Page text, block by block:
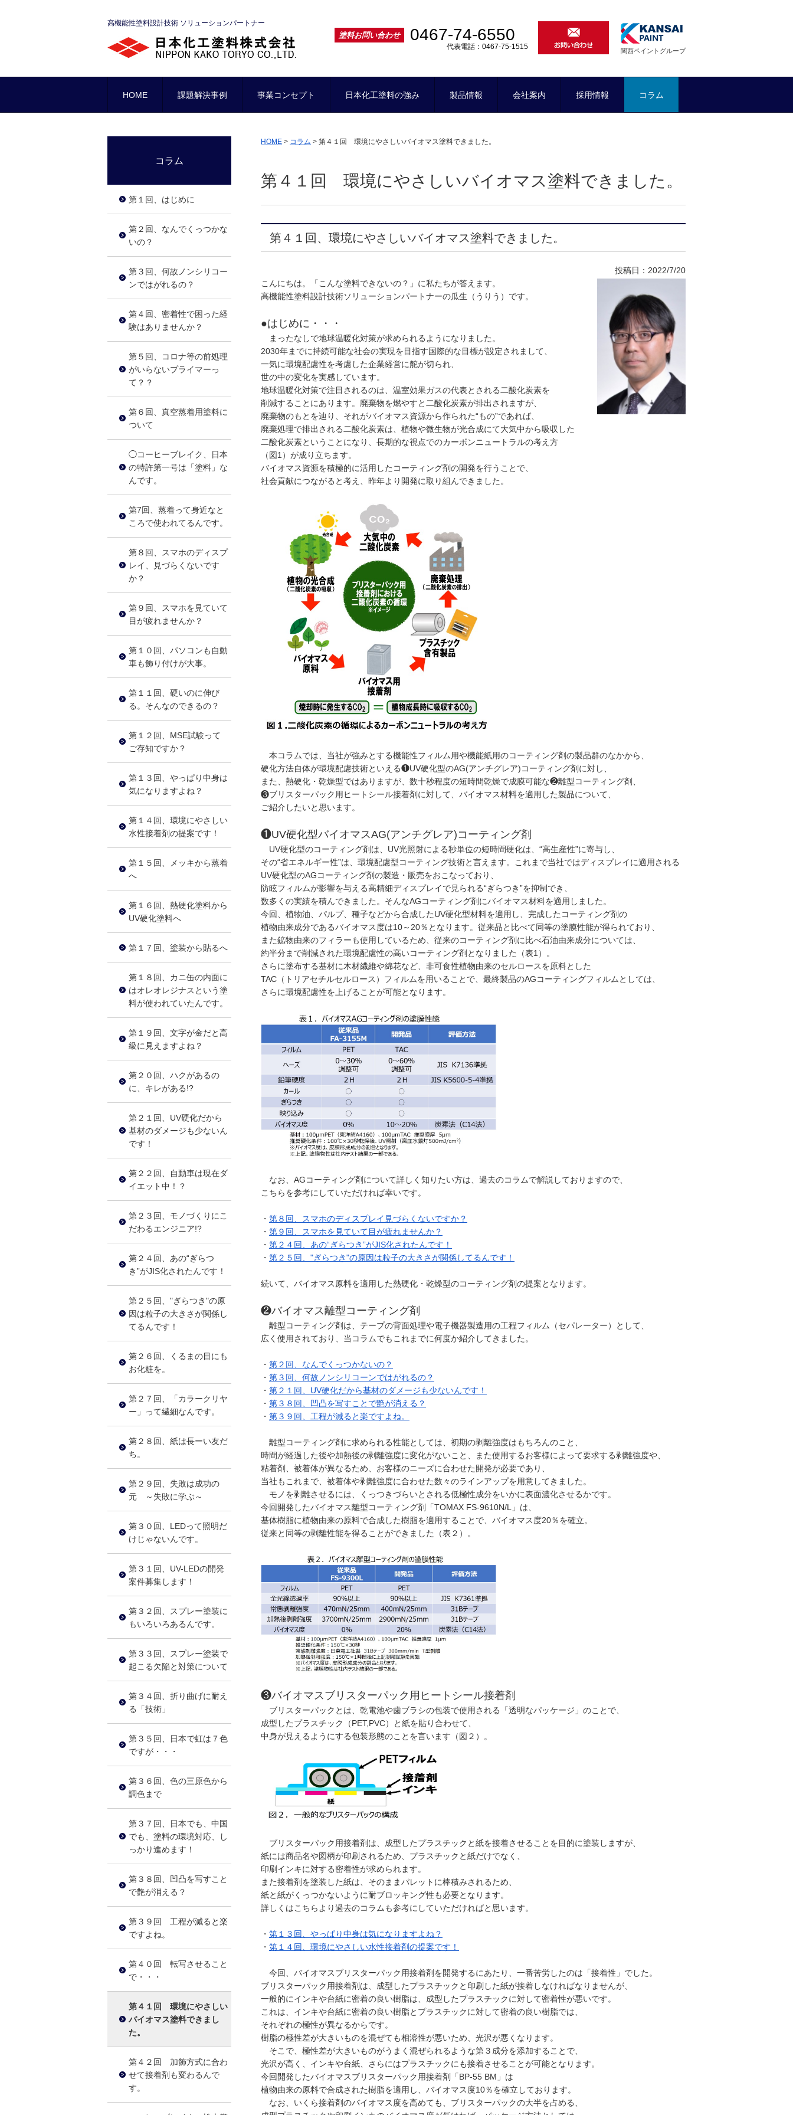
高機能性塗料設計技術 ソリューションパートナー
塗料お問い合わせ 0467-74-6550
代表電話：0467-75-1515 関西ペイントグループ
HOME 課題解決事例 事業コンセプト 日本化工塗料の強み 製品情報 会社案内 採用情報 コラム
HOME > コラム > 第４１回 環境にやさしいバイオマス塗料できました。
第４１回 環境にやさしいバイオマス塗料できました。
第４１回、環境にやさしいバイオマス塗料できました。
投稿日：2022/7/20
こんにちは。「こんな塗料できないの？」に私たちが答えます。
高機能性塗料設計技術ソリューションパートナーの瓜生（うりう）です。
●はじめに・・・
まったなしで地球温暖化対策が求められるようになりました。
2030年までに持続可能な社会の実現を目指す国際的な目標が設定されまして、
一気に環境配慮性を考慮した企業経営に舵が切られ、
世の中の変化を実感しています。
地球温暖化対策で注目されるのは、温室効果ガスの代表とされる二酸化炭素を
削減することにあります。廃棄物を燃やすと二酸化炭素が排出されますが、
廃棄物のもとを辿り、それがバイオマス資源から作られた“もの”であれば、
廃棄処理で排出される二酸化炭素は、植物や微生物が光合成にて大気中から吸収した
二酸化炭素ということになり、長期的な視点でのカーボンニュートラルの考え方
（図1）が成り立ちます。
バイオマス資源を積極的に活用したコーティング剤の開発を行うことで、
社会貢献につながると考え、昨年より開発に取り組んできました。
本コラムでは、当社が強みとする機能性フィルム用や機能紙用のコーティング剤の製品群のなかから、
硬化方法自体が環境配慮技術といえる❶UV硬化型のAG(アンチグレア)コーティング剤に対し、
また、熱硬化・乾燥型ではありますが、数十秒程度の短時間乾燥で成膜可能な❷離型コーティング剤、
❸ブリスターパック用ヒートシール接着剤に対して、バイオマス材料を適用した製品について、
ご紹介したいと思います。
❶UV硬化型バイオマスAG(アンチグレア)コーティング剤
UV硬化型のコーティング剤は、UV光照射による秒単位の短時間硬化は、“高生産性”に寄与し、
その“省エネルギー性”は、環境配慮型コーティング技術と言えます。これまで当社ではディスプレイに適用される
UV硬化型のAGコーティング剤の製造・販売をおこなっており、
防眩フィルムが影響を与える高精細ディスプレイで見られる“ぎらつき”を抑制でき、
数多くの実績を積んできました。そんなAGコーティング剤にバイオマス材料を適用しました。
今回、植物油、パルプ、種子などから合成したUV硬化型材料を適用し、完成したコーティング剤の
植物由来成分であるバイオマス度は10～20％となります。従来品と比べて同等の塗膜性能が得られており、
また鉱物由来のフィラーも使用しているため、従来のコーティング剤に比べ石油由来成分については、
約半分まで削減された環境配慮性の高いコーティング剤となりました（表1）。
さらに塗布する基材に木材繊維や綿花など、非可食性植物由来のセルロースを原料とした
TAC（トリアセチルセルロース）フィルムを用いることで、最終製品のAGコーティングフィルムとしては、
さらに環境配慮性を上げることが可能となります。
なお、AGコーティング剤について詳しく知りたい方は、過去のコラムで解説しておりますので、
こちらを参考にしていただければ幸いです。
・ 第８回、スマホのディスプレイ見づらくないですか？
・ 第９回、スマホを見ていて目が疲れませんか？
・ 第２４回、あの“ぎらつき”がJIS化されたんです！
・ 第２５回、"ぎらつき"の原因は粒子の大きさが関係してるんです！
続いて、バイオマス原料を適用した熱硬化・乾燥型のコーティング剤の提案となります。
❷バイオマス離型コーティング剤
離型コーティング剤は、テープの背面処理や電子機器製造用の工程フィルム（セパレーター）として、
広く使用されており、当コラムでもこれまでに何度か紹介してきました。
・ 第２回、なんでくっつかないの？
・ 第３回、何故ノンシリコーンではがれるの？
・ 第２１回、UV硬化だから基材のダメージも少ないんです！
・ 第３８回、凹凸を写すことで艶が消える？
・ 第３９回、工程が減ると楽ですよね。
離型コーティング剤に求められる性能としては、初期の剥離強度はもちろんのこと、
時間が経過した後や加熱後の剥離強度に変化がないこと、また使用するお客様によって要求する剥離強度や、
粘着剤、被着体が異なるため、お客様のニーズに合わせた開発が必要であり、
当社もこれまで、被着体や剥離強度に合わせた数々のラインアップを用意してきました。
モノを剥離させるには、くっつきづらいとされる低極性成分をいかに表面濃化させるかです。
今回開発したバイオマス離型コーティング剤「TOMAX FS-9610N/L」は、
基体樹脂に植物由来の原料で合成した樹脂を適用することで、バイオマス度20％を確立。
従来と同等の剥離性能を得ることができました（表２）。
❸バイオマスブリスターパック用ヒートシール接着剤
ブリスターパックとは、乾電池や歯ブラシの包装で使用される「透明なパッケージ」のことで、
成型したプラスチック（PET,PVC）と紙を貼り合わせて、
中身が見えるようにする包装形態のことを言います（図２）。
ブリスターパック用接着剤は、成型したプラスチックと紙を接着させることを目的に塗装しますが、
紙には商品名や図柄が印刷されるため、プラスチックと紙だけでなく、
印刷インキに対する密着性が求められます。
また接着剤を塗装した紙は、そのままパレットに棒積みされるため、
紙と紙がくっつかないように耐ブロッキング性も必要となります。
詳しくはこちらより過去のコラムも参考にしていただければと思います。
・ 第１３回、やっぱり中身は気になりますよね？
・ 第１４回、環境にやさしい水性接着剤の提案です！
今回、バイオマスブリスターパック用接着剤を開発するにあたり、一番苦労したのは「接着性」でした。
ブリスターパック用接着剤は、成型したプラスチックと印刷した紙が接着しなければなりませんが、
一般的にインキや台紙に密着の良い樹脂は、成型したプラスチックに対して密着性が悪いです。
これは、インキや台紙に密着の良い樹脂とプラスチックに対して密着の良い樹脂では、
それぞれの極性が異なるからです。
樹脂の極性差が大きいものを混ぜても相溶性が悪いため、光沢が悪くなります。
そこで、極性差が大きいものがうまく混ぜられるような第３成分を添加することで、
光沢が高く、インキや台紙、さらにはプラスチックにも接着させることが可能となります。
今回開発したバイオマスブリスターパック用接着剤「BP-55 BM」は
植物由来の原料で合成された樹脂を適用し、バイオマス度10％を確立しております。
なお、いくら接着剤のバイオマス度を高めても、ブリスターパックの大半を占める、
コラム
第１回、はじめに
第２回、なんでくっつかな
いの？
第３回、何故ノンシリコー
ンではがれるの？
第４回、密着性で困った経
験はありませんか？
第５回、コロナ等の前処理
がいらないプライマーっ
て？？
第６回、真空蒸着用塗料に
ついて
◯コーヒーブレイク、日本
の特許第一号は「塗料」な
んです。
第7回、蒸着って身近なと
ころで使われてるんです。
第８回、スマホのディスプ
レイ、見づらくないです
か？
第９回、スマホを見ていて
目が疲れませんか？
第１０回、パソコンも自動
車も飾り付けが大事。
第１１回、硬いのに伸び
る。そんなのできるの？
第１２回、MSE試験って
ご存知ですか？
第１３回、やっぱり中身は
気になりますよね？
第１４回、環境にやさしい
水性接着剤の提案です！
第１５回、メッキから蒸着
へ
第１６回、熱硬化塗料から
UV硬化塗料へ
第１７回、塗装から貼るへ
第１８回、カニ缶の内面に
はオレオレジナスという塗
料が使われていたんです。
第１９回、文字が金だと高
級に見えますよね？
第２０回、ハクがあるの
に、キレがある!?
第２１回、UV硬化だから
基材のダメージも少ないん
です！
第２２回、自動車は現在ダ
イエット中！？
第２３回、モノづくりにこ
だわるエンジニア!?
第２４回、あの“ぎらつ
き”がJIS化されたんです！
第２５回、"ぎらつき"の原
因は粒子の大きさが関係し
てるんです！
第２６回、くるまの目にも
お化粧を。
第２７回、「カラークリヤ
ー」って繊細なんです。
第２８回、紙は長ーい友だ
ち。
第２９回、失敗は成功の
元 ～失敗に学ぶ～
第３０回、LEDって照明だ
けじゃないんです。
第３１回、UV-LEDの開発
案件募集します！
第３２回、スプレー塗装に
もいろいろあるんです。
第３３回、スプレー塗装で
起こる欠陥と対策について
第３４回、折り曲げに耐え
る「技術」
第３５回、日本で虹は７色
ですが・・・
第３６回、色の三原色から
調色まで
第３７回、日本でも、中国
でも、塗料の環境対応、し
っかり進めます！
第３８回、凹凸を写すこと
で艶が消える？
第３９回 工程が減ると楽
ですよね。
第４０回 転写させること
で・・・
第４１回 環境にやさしい
バイオマス塗料できまし
た。
第４２回 加飾方式に合わ
せて接着剤も変わるんで
す。